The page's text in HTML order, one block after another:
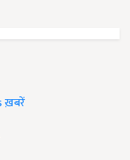
ख़बरें